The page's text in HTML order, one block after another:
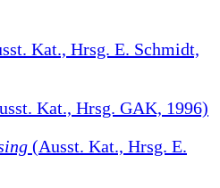
Kat., Hrsg. E. Schmidt,
Kat., Hrsg. GAK, 1996)
(Ausst. Kat., Hrsg. E.